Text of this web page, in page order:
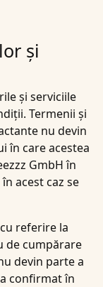
și
și serviciile
Termenii și
nu devin
în care acestea
GmbH în
acest caz se
referire la
de cumpărare
devin parte a
confirmat în